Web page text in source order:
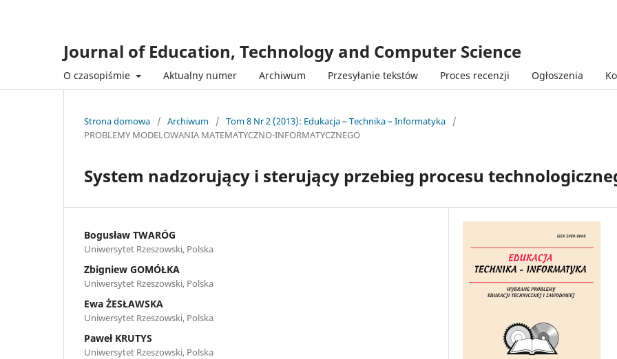
Journal of Education, Technology and Computer Science
O czasopiśmie Aktualny numer Archiwum Przesyłanie tekstów Proces recenzji Ogłoszenia
Strona domowa / Archiwum / Tom 8 Nr 2 (2013): Edukacja – Technika – Informatyka
/
PROBLEMY MODELOWANIA MATEMATYCZNO-INFORMATYCZNEGO
System nadzorujący i sterujący przebieg procesu
Bogusław TWARÓG
Uniwersytet Rzeszowski, Polska
Zbigniew GOMÓŁKA
Uniwersytet Rzeszowski, Polska
Ewa ŻESŁAWSKA
Uniwersytet Rzeszowski, Polska
Paweł KRUTYS
Uniwersytet Rzeszowski, Polska